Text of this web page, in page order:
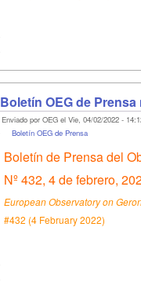
Boletín OEG de Prensa
Enviado por OEG el Vie, 04/02/2022 -
Boletín OEG de Prensa
Boletín de Prensa del
Nº 432, 4 de febrero,
European Observatory on
#432 (4 February 2022)